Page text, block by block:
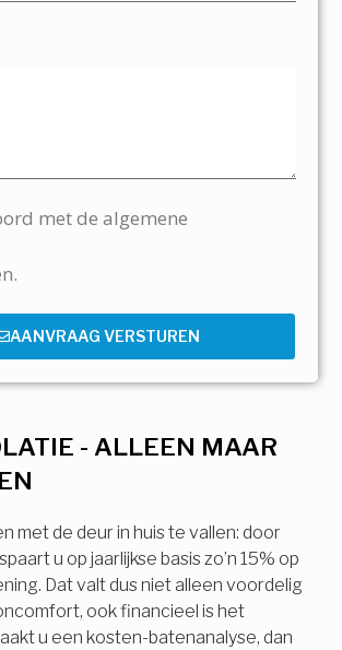
- ALLEEN MAAR
met de deur in huis te vallen: door
u op jaarlijkse basis zo’n 15% op
Dat valt dus niet alleen voordelig
ook financieel is het
u een kosten-batenanalyse, dan
met de algemene
AANVRAAG VERSTUREN